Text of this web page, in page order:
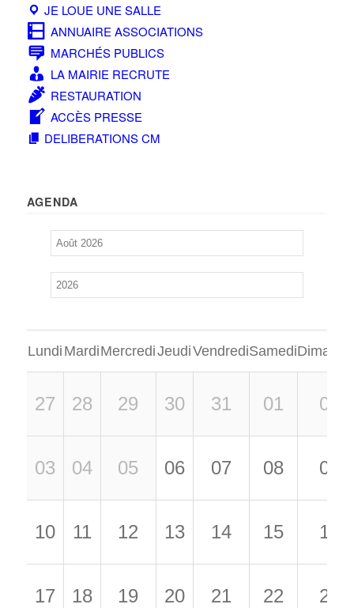
JE LOUE UNE SALLE
ANNUAIRE ASSOCIATIONS
MARCHÉS PUBLICS
LA MAIRIE RECRUTE
RESTAURATION
ACCÈS PRESSE
DELIBERATIONS CM
AGENDA
Lundi MardiMercrediJeudiVendrediSamedi
27 28 29 30 31 01 02
03 04 05 06 07 08 09
10 11 12 13 14 15 16
17 18 19 20 21 22 23